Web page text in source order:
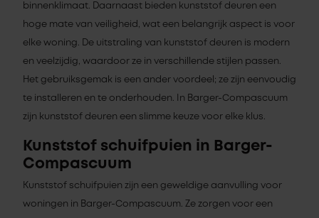
binnenklimaat. Daarnaast bieden kunststof deuren een
hoge mate van veiligheid, wat een belangrijk aspect is voor
elke woning. De uitstraling van kunststof deuren is modern
en veelzijdig, waardoor ze in verschillende stijlen passen.
Het gebruiksgemak is een ander voordeel; ze zijn eenvoudig
te installeren en te onderhouden. In Barger-Compascuum
zijn kunststof deuren een slimme keuze voor elke klus.
Kunststof schuifpuien in Barger-
Compascuum
Kunststof schuifpuien zijn een geweldige aanvulling voor
woningen in Barger-Compascuum. Ze zorgen voor een